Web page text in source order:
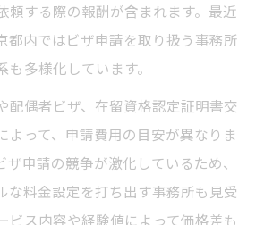
頼する際の報酬が含まれます。最近
都内ではビザ申請を取り扱う事務所
多様化しています。
配偶者ビザ、在留資格認定証明書交
よって、申請費用の目安が異なりま
ザ申請の競争が激化しているため、
な料金設定を打ち出す事務所も見受
ビス内容や経験値によって価格差も